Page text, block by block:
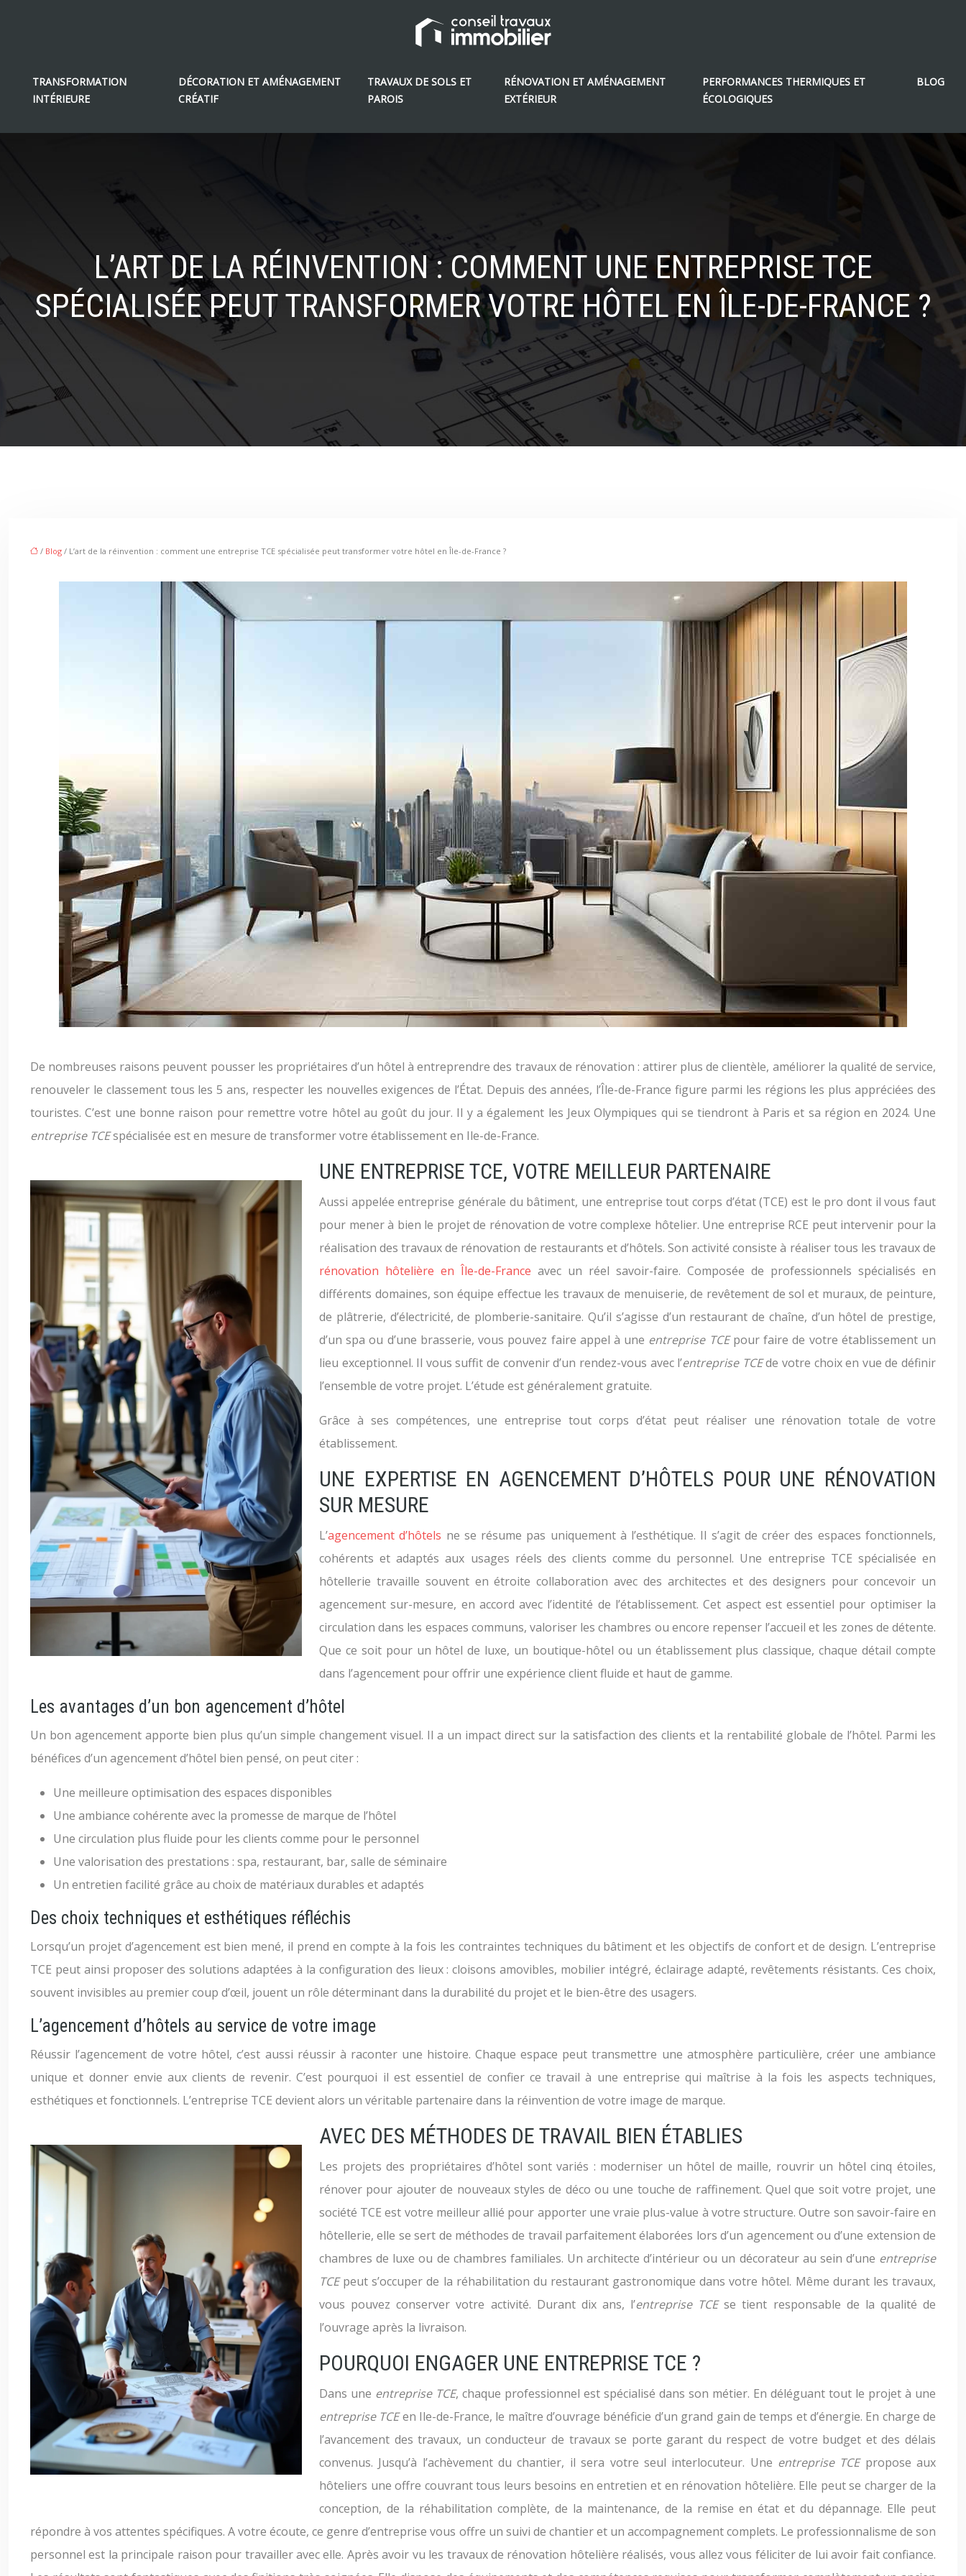
TRANSFORMATION
INTÉRIEURE
DÉCORATION ET AMÉNAGEMENT
CRÉATIF
TRAVAUX DE SOLS ET
PAROIS
RÉNOVATION ET AMÉNAGEMENT
EXTÉRIEUR
PERFORMANCES THERMIQUES ET
ÉCOLOGIQUES
BLOG
L’ART DE LA RÉINVENTION : COMMENT UNE ENTREPRISE TCE
SPÉCIALISÉE PEUT TRANSFORMER VOTRE HÔTEL EN ÎLE-DE-FRANCE ?
/ Blog / L’art de la réinvention : comment une entreprise TCE spécialisée peut transformer votre hôtel en Île-de-France ?
De nombreuses raisons peuvent pousser les propriétaires d’un hôtel à entreprendre des travaux de rénovation : attirer plus de clientèle, améliorer la qualité de service,
renouveler le classement tous les 5 ans, respecter les nouvelles exigences de l’État. Depuis des années, l’Île-de-France figure parmi les régions les plus appréciées des
touristes. C’est une bonne raison pour remettre votre hôtel au goût du jour. Il y a également les Jeux Olympiques qui se tiendront à Paris et sa région en 2024. Une
entreprise TCEspécialisée est en mesure de transformer votre établissement en Ile-de-France.
UNE ENTREPRISE TCE, VOTRE MEILLEUR PARTENAIRE
Aussi appelée entreprise générale du bâtiment, une entreprise tout corps d’état (TCE) est le pro dont il vous faut
pour mener à bien le projet de rénovation de votre complexe hôtelier. Une entreprise RCE peut intervenir pour la
réalisation des travaux de rénovation de restaurants et d’hôtels. Son activité consiste à réaliser tous les travaux de
rénovation hôtelière en Île-de-France avec un réel savoir-faire. Composée de professionnels spécialisés en
différents domaines, son équipe effectue les travaux de menuiserie, de revêtement de sol et muraux, de peinture,
de plâtrerie, d’électricité, de plomberie-sanitaire. Qu’il s’agisse d’un restaurant de chaîne, d’un hôtel de prestige,
d’un spa ou d’une brasserie, vous pouvez faire appel à une entreprise TCEpour faire de votre établissement un
lieu exceptionnel. Il vous suffit de convenir d’un rendez-vous avec l’entreprise TCEde votre choix en vue de définir
l’ensemble de votre projet. L’étude est généralement gratuite.
Grâce à ses compétences, une entreprise tout corps d’état peut réaliser une rénovation totale de votre
établissement.
UNE EXPERTISE EN AGENCEMENT D’HÔTELS POUR UNE RÉNOVATION
SUR MESURE
L’agencement d’hôtels ne se résume pas uniquement à l’esthétique. Il s’agit de créer des espaces fonctionnels,
cohérents et adaptés aux usages réels des clients comme du personnel. Une entreprise TCE spécialisée en
hôtellerie travaille souvent en étroite collaboration avec des architectes et des designers pour concevoir un
agencement sur-mesure, en accord avec l’identité de l’établissement. Cet aspect est essentiel pour optimiser la
circulation dans les espaces communs, valoriser les chambres ou encore repenser l’accueil et les zones de détente.
Que ce soit pour un hôtel de luxe, un boutique-hôtel ou un établissement plus classique, chaque détail compte
dans l’agencement pour offrir une expérience client fluide et haut de gamme.
Les avantages d’un bon agencement d’hôtel
Un bon agencement apporte bien plus qu’un simple changement visuel. Il a un impact direct sur la satisfaction des clients et la rentabilité globale de l’hôtel. Parmi les
bénéfices d’un agencement d’hôtel bien pensé, on peut citer :
Une meilleure optimisation des espaces disponibles
Une ambiance cohérente avec la promesse de marque de l’hôtel
Une circulation plus fluide pour les clients comme pour le personnel
Une valorisation des prestations : spa, restaurant, bar, salle de séminaire
Un entretien facilité grâce au choix de matériaux durables et adaptés
Des choix techniques et esthétiques réfléchis
Lorsqu’un projet d’agencement est bien mené, il prend en compte à la fois les contraintes techniques du bâtiment et les objectifs de confort et de design. L’entreprise
TCE peut ainsi proposer des solutions adaptées à la configuration des lieux : cloisons amovibles, mobilier intégré, éclairage adapté, revêtements résistants. Ces choix,
souvent invisibles au premier coup d’œil, jouent un rôle déterminant dans la durabilité du projet et le bien-être des usagers.
L’agencement d’hôtels au service de votre image
Réussir l’agencement de votre hôtel, c’est aussi réussir à raconter une histoire. Chaque espace peut transmettre une atmosphère particulière, créer une ambiance
unique et donner envie aux clients de revenir. C’est pourquoi il est essentiel de confier ce travail à une entreprise qui maîtrise à la fois les aspects techniques,
esthétiques et fonctionnels. L’entreprise TCE devient alors un véritable partenaire dans la réinvention de votre image de marque.
AVEC DES MÉTHODES DE TRAVAIL BIEN ÉTABLIES
Les projets des propriétaires d’hôtel sont variés : moderniser un hôtel de maille, rouvrir un hôtel cinq étoiles,
rénover pour ajouter de nouveaux styles de déco ou une touche de raffinement. Quel que soit votre projet, une
société TCE est votre meilleur allié pour apporter une vraie plus-value à votre structure. Outre son savoir-faire en
hôtellerie, elle se sert de méthodes de travail parfaitement élaborées lors d’un agencement ou d’une extension de
chambres de luxe ou de chambres familiales. Un architecte d’intérieur ou un décorateur au sein d’une entreprise
TCEpeut s’occuper de la réhabilitation du restaurant gastronomique dans votre hôtel. Même durant les travaux,
vous pouvez conserver votre activité. Durant dix ans, l’entreprise TCEse tient responsable de la qualité de
l’ouvrage après la livraison.
POURQUOI ENGAGER UNE ENTREPRISE TCE ?
Dans une entreprise TCE, chaque professionnel est spécialisé dans son métier. En déléguant tout le projet à une
entreprise TCEen Ile-de-France, le maître d’ouvrage bénéficie d’un grand gain de temps et d’énergie. En charge de
l’avancement des travaux, un conducteur de travaux se porte garant du respect de votre budget et des délais
convenus. Jusqu’à l’achèvement du chantier, il sera votre seul interlocuteur. Une entreprise TCEpropose aux
hôteliers une offre couvrant tous leurs besoins en entretien et en rénovation hôtelière. Elle peut se charger de la
conception, de la réhabilitation complète, de la maintenance, de la remise en état et du dépannage. Elle peut
répondre à vos attentes spécifiques. A votre écoute, ce genre d’entreprise vous offre un suivi de chantier et un accompagnement complets. Le professionnalisme de son
personnel est la principale raison pour travailler avec elle. Après avoir vu les travaux de rénovation hôtelière réalisés, vous allez vous féliciter de lui avoir fait confiance.